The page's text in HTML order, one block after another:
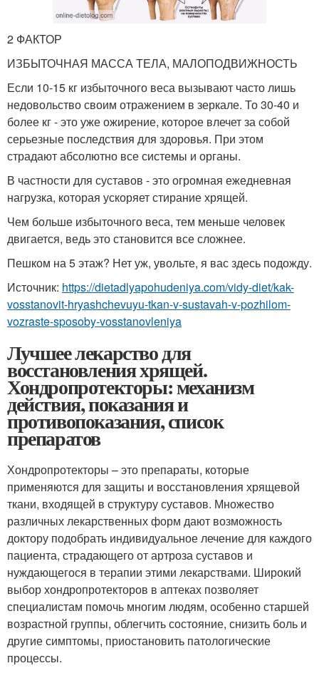
2 ФАКТОР
ИЗБЫТОЧНАЯ МАССА ТЕЛА, МАЛОПОДВИЖНОСТЬ
Если 10-15 кг избыточного веса вызывают часто лишь
недовольство своим отражением в зеркале. То 30-40 и
более кг - это уже ожирение, которое влечет за собой
серьезные последствия для здоровья. При этом
страдают абсолютно все системы и органы.
В частности для суставов - это огромная ежедневная
нагрузка, которая ускоряет стирание хрящей.
Чем больше избыточного веса, тем меньше человек
двигается, ведь это становится все сложнее.
Пешком на 5 этаж? Нет уж, увольте, я вас здесь подожду.
Источник: https://dietadlyapohudeniya.com/vidy-diet/kak-
vosstanovit-hryashchevuyu-tkan-v-sustavah-v-pozhilom-
vozraste-sposoby-vosstanovleniya
Лучшее лекарство для
восстановления хрящей.
Хондропротекторы: механизм
действия, показания и
противопоказания, список
препаратов
Хондропротекторы – это препараты, которые
применяются для защиты и восстановления хрящевой
ткани, входящей в структуру суставов. Множество
различных лекарственных форм дают возможность
доктору подобрать индивидуальное лечение для каждого
пациента, страдающего от артроза суставов и
нуждающегося в терапии этими лекарствами. Широкий
выбор хондропротекторов в аптеках позволяет
специалистам помочь многим людям, особенно старшей
возрастной группы, облегчить состояние, снизить боль и
другие симптомы, приостановить патологические
процессы.